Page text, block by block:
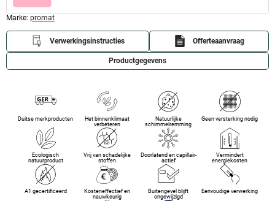
Marke: promat
Duitse merkproducten
Het binnenklimaat
verbeteren
Natuurlijke
schimmelremming
Geen versterking nodig
Ecologisch
natuurproduct
Vrij van schadelijke
stoffen
Doorlatend en capillair-
actief
Vermindert
energiekosten
A1 gecertificeerd
Kosteneffectief en
nauwkeurig
Buitengevel blijft
ongewijzigd
Eenvoudige verwerking
Verwerkingsinstructies Offerteaanvraag
Productgegevens